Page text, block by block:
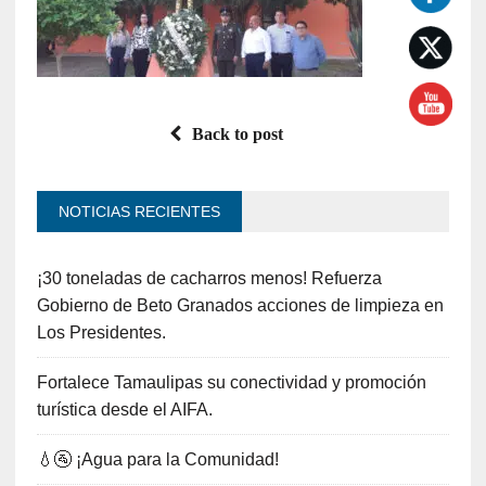
Back to post
NOTICIAS RECIENTES
¡30 toneladas de cacharros menos! Refuerza
Gobierno de Beto Granados acciones de limpieza en
Los Presidentes.
Fortalece Tamaulipas su conectividad y promoción
turística desde el AIFA.
💧🚰 ¡Agua para la Comunidad!